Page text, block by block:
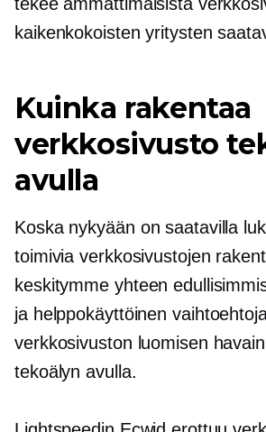
kaikenkokoisten yritysten
Kuinka rakentaa
verkkosivusto
avulla
Koska nykyään on saatavilla
toimivia verkkosivustojen
keskitymme yhteen
ja helppokäyttöinen
verkkosivuston luomisen
tekoälyn avulla.